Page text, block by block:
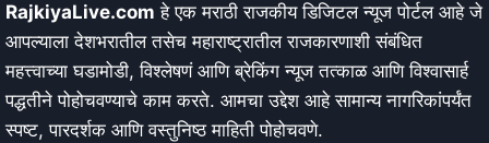
RajkiyaLive.com हे एक मराठी राजकीय डिजिटल न्यूज पोर्टल आहे जे
आपल्याला देशभरातील तसेच महाराष्ट्रातील राजकारणाशी संबंधित
महत्त्वाच्या घडामोडी, विश्लेषणं आणि ब्रेकिंग न्यूज तत्काळ आणि विश्वासार्ह
पद्धतीने पोहोचवण्याचे काम करते. आमचा उद्देश आहे सामान्य नागरिकांपर्यंत
स्पष्ट, पारदर्शक आणि वस्तुनिष्ठ माहिती पोहोचवणे.